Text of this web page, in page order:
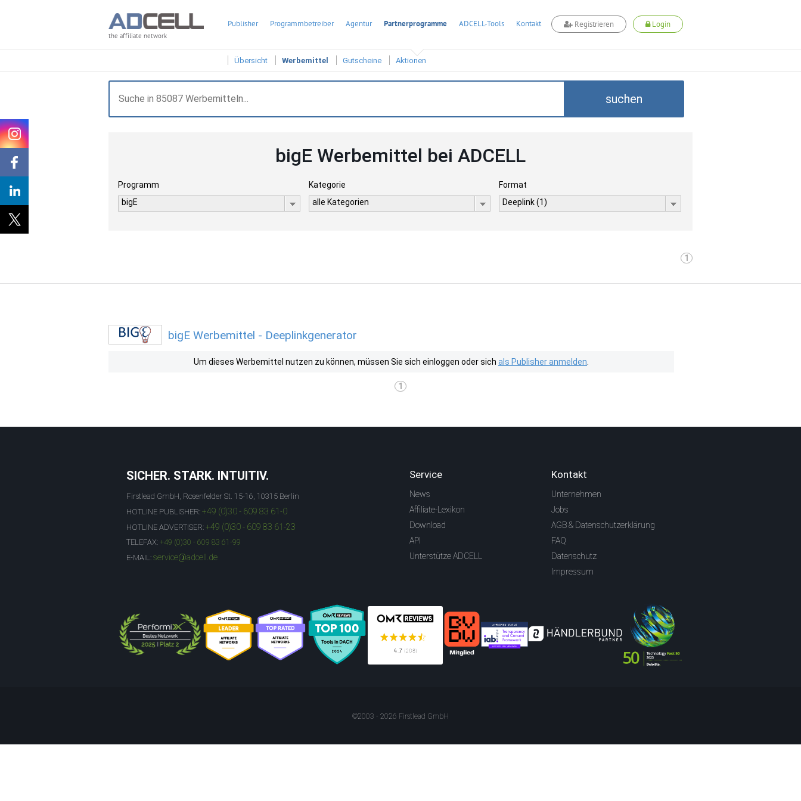
the affiliate network
Publisher Programmbetreiber Agentur Partnerprogramme ADCELL-Tools Kontakt Registrieren Login
Übersicht Werbemittel Gutscheine Aktionen
suchen
bigE Werbemittel bei ADCELL
Programm
bigE
Kategorie
alle Kategorien
Format
Deeplink (1)
1
bigE Werbemittel - Deeplinkgenerator
Um dieses Werbemittel nutzen zu können, müssen Sie sich einloggen oder sich als Publisher anmelden
1
SICHER. STARK. INTUITIV.
Firstlead GmbH, Rosenfelder St. 15-16, 10315 Berlin
HOTLINE PUBLISHER: +49 (0)30 - 609 83 61-0
HOTLINE ADVERTISER: +49 (0)30 - 609 83 61-23
TELEFAX: +49 (0)30 - 609 83 61-99
E-MAIL: service@adcell.de
Service
News
Affiliate-Lexikon
Download
API
Unterstütze ADCELL
Kontakt
Unternehmen
Jobs
AGB & Datenschutzerklärung
FAQ
Datenschutz
Impressum
©2003 - 2026 Firstlead GmbH